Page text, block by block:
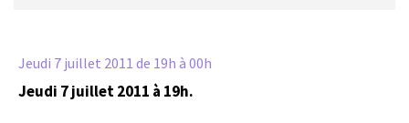
Jeudi 7 juillet 2011 de 19h à 00h
Jeudi 7 juillet 2011 à 19h.